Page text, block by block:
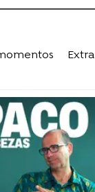
Extra